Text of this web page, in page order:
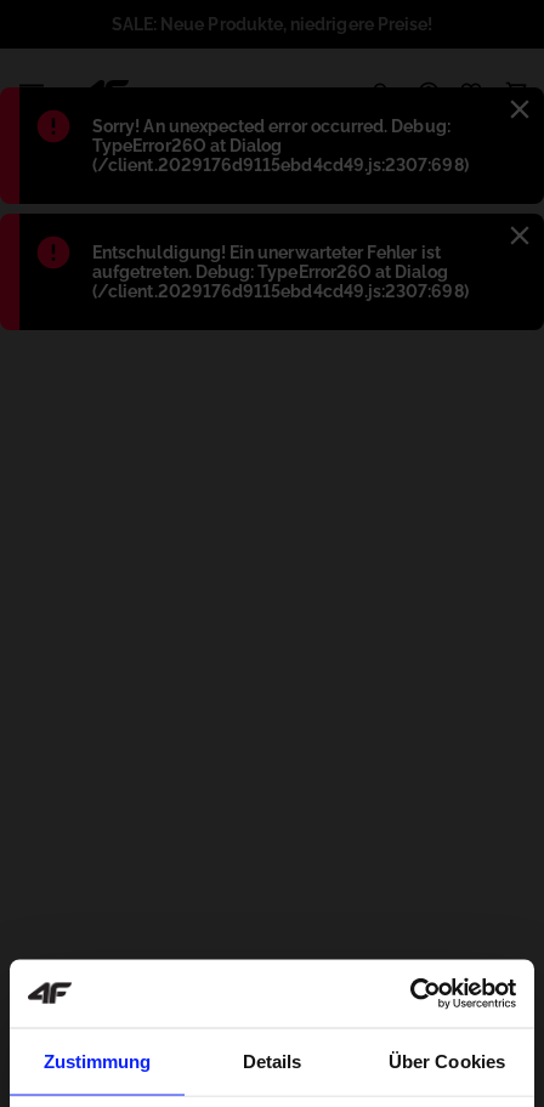
Zustimmung Details Über Cookies
Błąd:
Sorry! An unexpected error occurred. Debug:
TypeError26O at Dialog
(/client.2029176d9115ebd4cd49.js:2307:698)
Błąd:
Entschuldigung! Ein unerwarteter Fehler ist
aufgetreten. Debug: TypeError26O at Dialog
(/client.2029176d9115ebd4cd49.js:2307:698)
SALE: Neue Produkte, niedrigere Preise!